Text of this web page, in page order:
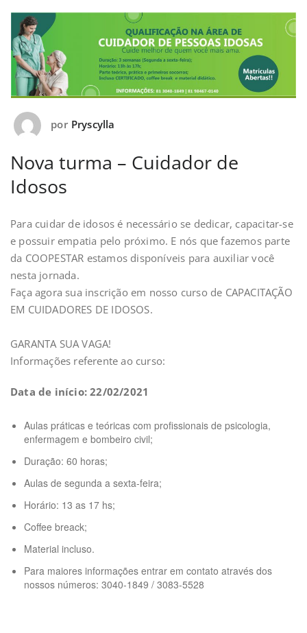
por Pryscylla
Nova turma – Cuidador de
Idosos
Para cuidar de idosos é necessário se dedicar, capacitar-se
e possuir empatia pelo próximo. E nós que fazemos parte
da COOPESTAR estamos disponíveis para auxiliar você
nesta jornada.
Faça agora sua inscrição em nosso curso de CAPACITAÇÃO
EM CUIDADORES DE IDOSOS.
GARANTA SUA VAGA!
Informações referente ao curso:
Data de início: 22/02/2021
Aulas práticas e teóricas com profissionais de psicologia,
enfermagem e bombeiro civil;
Duração: 60 horas;
Aulas de segunda a sexta-feira;
Horário: 13 as 17 hs;
Coffee breack;
Material incluso.
Para maiores informações entrar em contato através dos
nossos números: 3040-1849 / 3083-5528